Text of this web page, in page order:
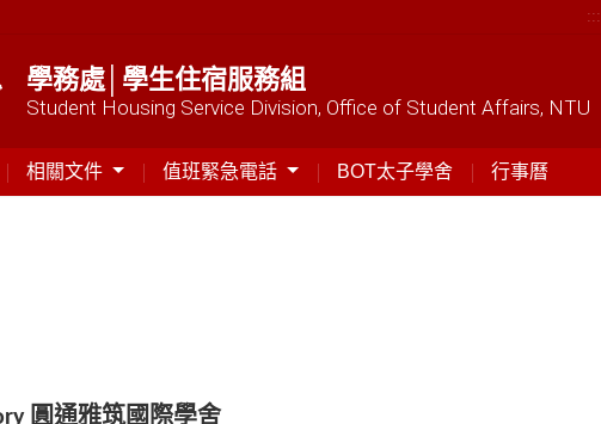
:::
學務處│學生住宿服務組
Student Housing Service Division, Office of Student Affairs, NTU
相關文件 值班緊急電話 BOT太子學舍 行事曆
圓通雅筑國際學舍